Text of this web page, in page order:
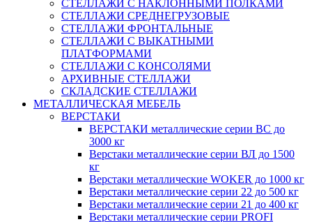
СТЕЛЛАЖИ С НАКЛОННЫМИ ПОЛКАМИ
СТЕЛЛАЖИ СРЕДНЕГРУЗОВЫЕ
СТЕЛЛАЖИ ФРОНТАЛЬНЫЕ
СТЕЛЛАЖИ С ВЫКАТНЫМИ
ПЛАТФОРМАМИ
СТЕЛЛАЖИ С КОНСОЛЯМИ
АРХИВНЫЕ СТЕЛЛАЖИ
СКЛАДСКИЕ СТЕЛЛАЖИ
МЕТАЛЛИЧЕСКАЯ МЕБЕЛЬ
ВЕРСТАКИ
ВЕРСТАКИ металлические серии ВС до
3000 кг
Верстаки металлические серии ВЛ до 1500
кг
Верстаки металлические WOKER до 1000 кг
Верстаки металлические серии 22 до 500 кг
Верстаки металлические серии 21 до 400 кг
Верстаки металлические серии PROFI